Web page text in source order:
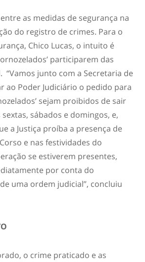
as medidas de segurança na
do registro de crimes. Para o
Chico Lucas, o intuito é
participarem das
“Vamos junto com a Secretaria de
ao Poder Judiciário o pedido para
sejam proibidos de sair
sábados e domingos, e,
a Justiça proíba a presença de
e nas festividades do
se estiverem presentes,
por conta do
uma ordem judicial”, concluiu
o crime praticado e as